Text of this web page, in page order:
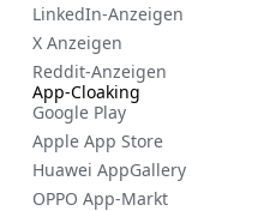
LinkedIn-Anzeigen
X Anzeigen
Reddit-Anzeigen
App-Cloaking
Google Play
Apple App Store
Huawei AppGallery
OPPO App-Markt